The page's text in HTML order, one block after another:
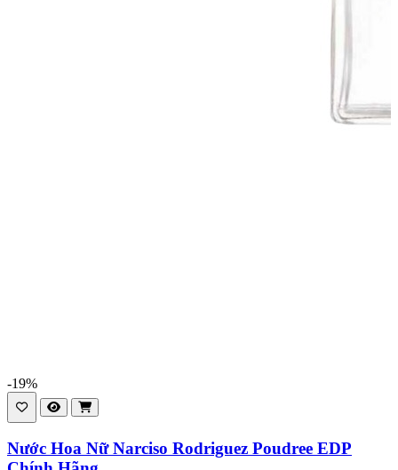
-19%
Nước Hoa Nữ Narciso Rodriguez Poudree EDP